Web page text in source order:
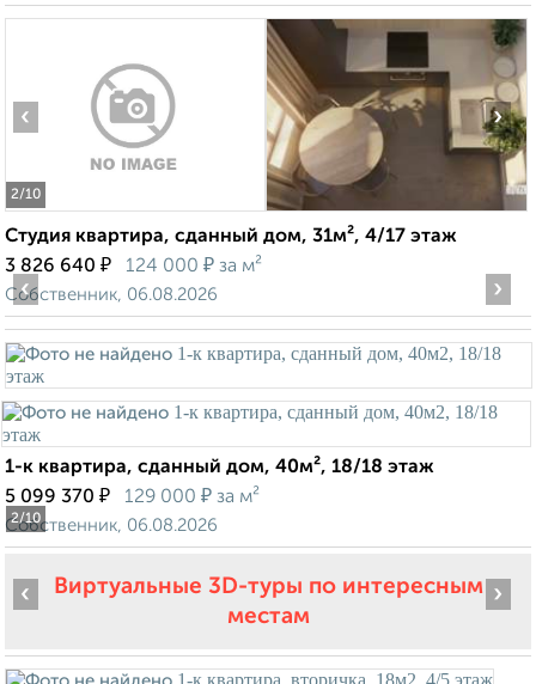
2/10
‹ ›
Студия квартира, сданный дом, 31м², 4/17 этаж
3 826 640 ₽ 124 000 ₽ за м²
Собственник, 06.08.2026
2/10
‹ ›
1-к квартира, сданный дом, 40м², 18/18 этаж
5 099 370 ₽ 129 000 ₽ за м²
Собственник, 06.08.2026
Виртуальные 3D-туры по интересным
местам
‹ ›